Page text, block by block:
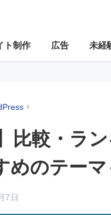
ト制作 広告 未経
比較・ラ
めのテー
7日